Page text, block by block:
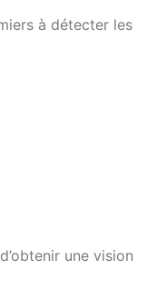
à détecter les
une vision